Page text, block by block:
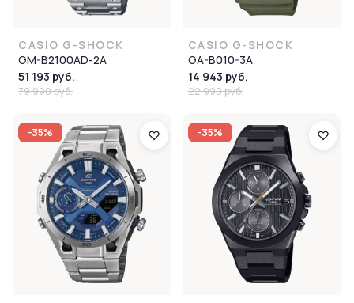
CASIO G-SHOCK
GM-B2100AD-2A
51 193 руб.
79 990 руб.
CASIO G-SHOCK
GA-B010-3A
14 943 руб.
22 990 руб.
-35% -35%